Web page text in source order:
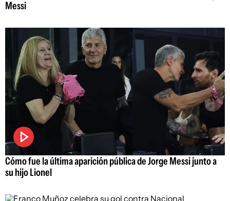
Messi
Cómo fue la última aparición pública de Jorge Messi junto a
su hijo Lionel